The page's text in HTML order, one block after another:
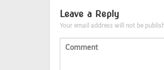
Leave a Reply
Your email address will not be